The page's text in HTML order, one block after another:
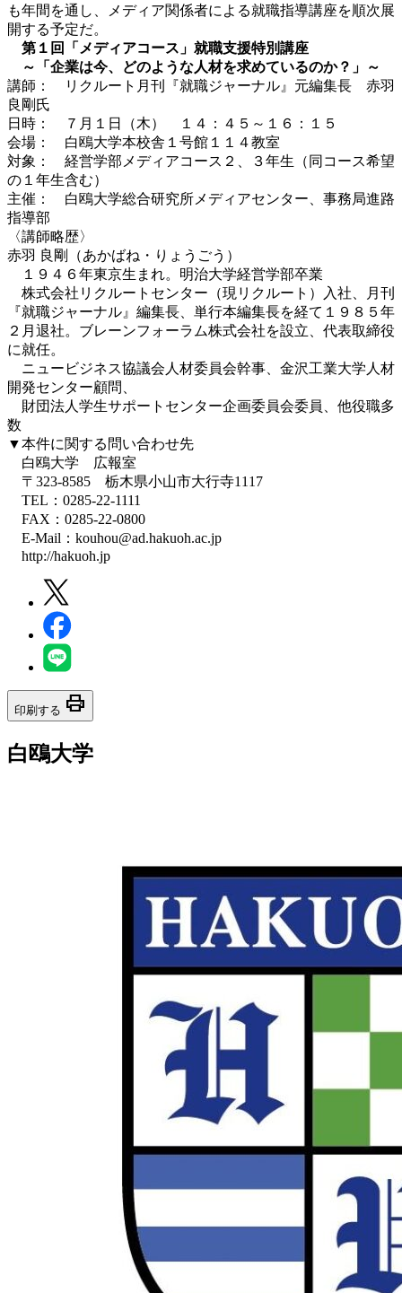
も年間を通し、メディア関係者による就職指導講座を順次展
開する予定だ。
第１回「メディアコース」就職支援特別講座
～「企業は今、どのような人材を求めているのか？」～
講師： リクルート月刊『就職ジャーナル』元編集長 赤羽
良剛氏
日時： ７月１日（木） １４：４５～１６：１５
会場： 白鴎大学本校舎１号館１１４教室
対象： 経営学部メディアコース２、３年生（同コース希望
の１年生含む）
主催： 白鴎大学総合研究所メディアセンター、事務局進路
指導部
〈講師略歴〉
赤羽 良剛（あかばね・りょうごう）
１９４６年東京生まれ。明治大学経営学部卒業
株式会社リクルートセンター（現リクルート）入社、月刊
『就職ジャーナル』編集長、単行本編集長を経て１９８５年
２月退社。ブレーンフォーラム株式会社を設立、代表取締役
に就任。
ニュービジネス協議会人材委員会幹事、金沢工業大学人材
開発センター顧問、
財団法人学生サポートセンター企画委員会委員、他役職多
数
▼本件に関する問い合わせ先
白鴎大学 広報室
〒323-8585 栃木県小山市大行寺1117
TEL：0285-22-1111
FAX：0285-22-0800
E-Mail：kouhou@ad.hakuoh.ac.jp
http://hakuoh.jp
印刷する print
白鴎大学